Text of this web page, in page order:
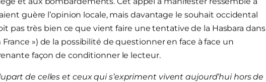
guère l’opinion locale, mais davantage le souhait occidental
pas très bien ce que vient faire une tentative de la Hasbara dans
») de la possibilité de questionner en face à face un
façon de conditionner le lecteur.
de celles et ceux qui s’expriment vivent aujourd’hui hors de